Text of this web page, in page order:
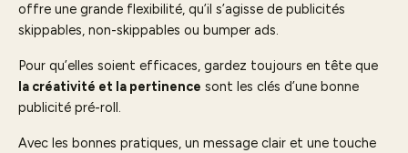
offre une grande flexibilité, qu’il s’agisse de publicités
skippables, non-skippables ou bumper ads.
Pour qu’elles soient efficaces, gardez toujours en tête que
la créativité et la pertinence sont les clés d’une bonne
publicité pré-roll.
Avec les bonnes pratiques, un message clair et une touche